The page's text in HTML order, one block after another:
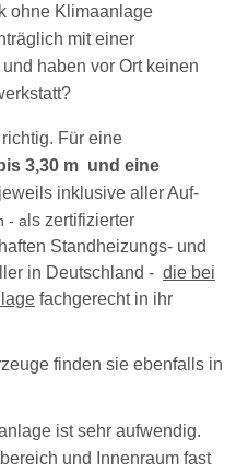
ohne Klimaanlage
mit einer
haben vor Ort keinen
Für eine
3,30 m und eine
inklusive aller Auf-
- a ls zertifizierter
Standheizungs- und
in Deutschland - die bei
fachgerecht in ihr
finden sie ebenfalls in
ist sehr aufwendig.
und Innenraum fast